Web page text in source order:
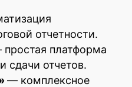
отчетности.
платформа
сдачи отчетов.
— комплексное